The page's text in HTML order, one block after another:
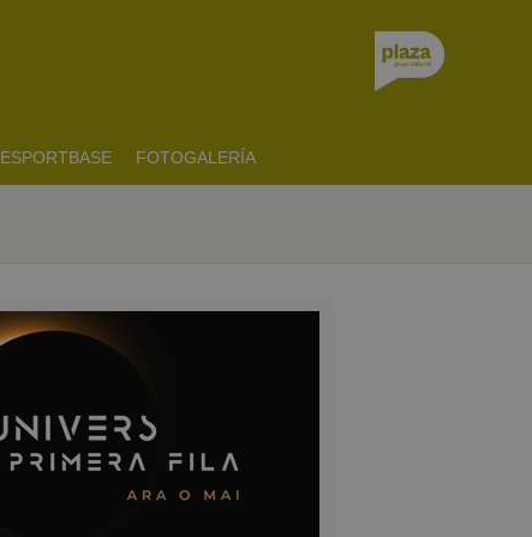
ESPORTBASE FOTOGALERÍA